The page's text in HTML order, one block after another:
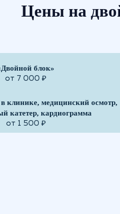
Цены на
блок»
от 7 000 ₽
клинике, медицинский осмотр,
катетер, кардиограмма
от 1 500 ₽